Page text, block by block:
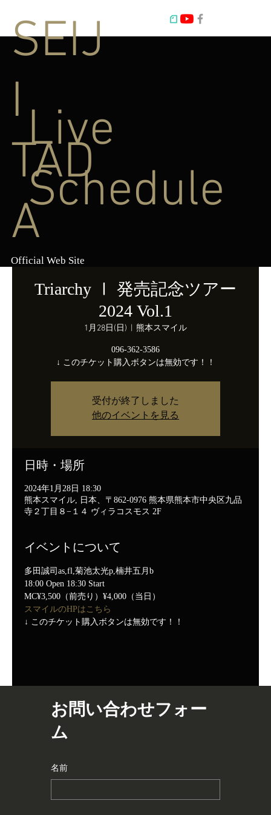
Triarchy Ⅰ 発売記念ツアー
2024 Vol.1
1月28日(日) 熊本スマイル
096-362-3586
↓ このチケット購入ボタンは無効です！！
受付が終了しました
他のイベントを見る
日時・場所
2024年1月28日 18:30
熊本スマイル, 日本、〒862-0976 熊本県熊本市中央区九品
寺２丁目８−１４ ヴィラコスモス 2F
イベントについて
多田誠司as,fl,菊池太光p,楠井五月b
18:00 Open 18:30 Start
MC¥3,500（前売り）¥4,000（当日）
スマイルのHPはこちら
↓ このチケット購入ボタンは無効です！！
Live
Schedule
SEIJ
I
TAD
A
Official Web Site
お問い合わせフォー
ム
名前